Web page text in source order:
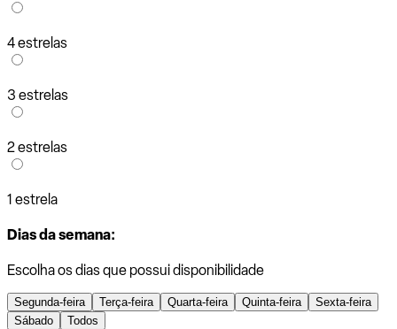
4 estrelas
3 estrelas
2 estrelas
1 estrela
Dias da semana:
Escolha os dias que possui disponibilidade
Segunda-feira Terça-feira Quarta-feira Quinta-feira
Sexta-feira
Sábado
Todos